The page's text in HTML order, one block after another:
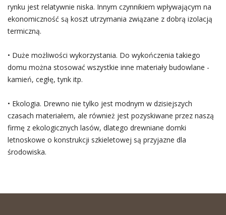
rynku jest relatywnie niska. Innym czynnikiem wpływającym na
ekonomiczność są koszt utrzymania związane z dobrą izolacją
termiczną.
• Duże możliwości wykorzystania. Do wykończenia takiego
domu można stosować wszystkie inne materiały budowlane -
kamień, cegłę, tynk itp.
• Ekologia. Drewno nie tylko jest modnym w dzisiejszych
czasach materiałem, ale również jest pozyskiwane przez naszą
firmę z ekologicznych lasów, dlatego drewniane domki
letnoskowe o konstrukcji szkieletowej są przyjazne dla
środowiska.